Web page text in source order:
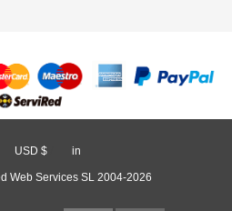
USD $ in
Web Services SL 2004-2026